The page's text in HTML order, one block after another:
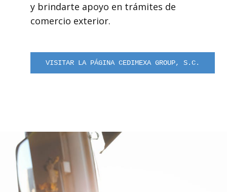
y brindarte apoyo en trámites de
comercio exterior.
VISITAR LA PÁGINA CEDIMEXA GROUP, S.C.